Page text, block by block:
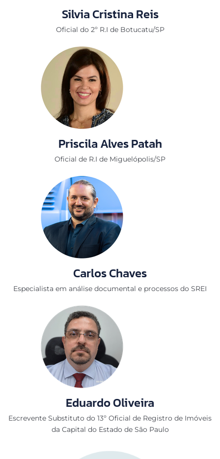
Silvia Cristina Reis
Oficial do 2º R.I de Botucatu/SP
Priscila Alves Patah
Oficial de R.I de Miguelópolis/SP
Carlos Chaves
Especialista em análise documental e processos do SREI
Eduardo Oliveira
Escrevente Substituto do 13º Oficial de Registro de Imóveis
da Capital do Estado de São Paulo